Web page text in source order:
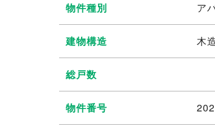
物件種別 ア
建物構造 木
総戸数
物件番号